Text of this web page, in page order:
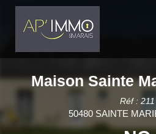
Maison Sainte
Réf : 211
50480 SAINTE